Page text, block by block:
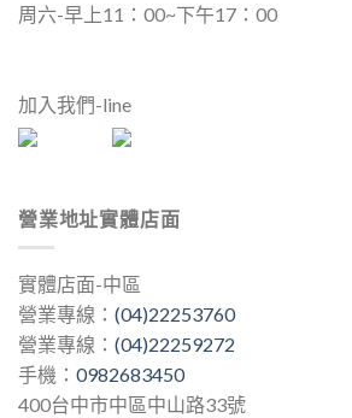
周六-早上11：00~下午17：00
加入我們-line
營業地址實體店面
實體店面-中區
營業專線： (04)22253760
營業專線： (04)22259272
手機： 0982683450
400台中市中區中山路33號